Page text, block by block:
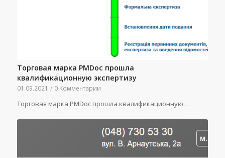
Торговая марка PMDoc прошла
квалификационную экспертизу
01.09.2021 / 0 Комментарии
Торговая марка PMDoc прошла квалификационную…